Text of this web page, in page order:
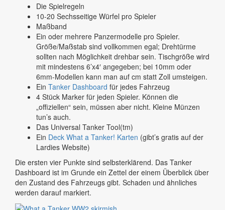
Die Spielregeln
10-20 Sechsseitige Würfel pro Spieler
Maßband
Ein oder mehrere Panzermodelle pro Spieler.
Größe/Maßstab sind vollkommen egal; Drehtürme
sollten nach Möglichkeit drehbar sein. Tischgröße wird
mit mindestens 6’x4′ angegeben; bei 10mm oder
6mm-Modellen kann man auf cm statt Zoll umsteigen.
Ein Tanker Dashboard für jedes Fahrzeug
4 Stück Marker für jeden Spieler. Können die
„offiziellen“ sein, müssen aber nicht. Kleine Münzen
tun’s auch.
Das Universal Tanker Tool(tm)
Ein Deck What a Tanker! Karten (gibt’s gratis auf der
Lardies Website)
Die ersten vier Punkte sind selbsterklärend. Das Tanker
Dashboard ist im Grunde ein Zettel der einem Überblick über
den Zustand des Fahrzeugs gibt. Schaden und ähnliches
werden darauf markiert.